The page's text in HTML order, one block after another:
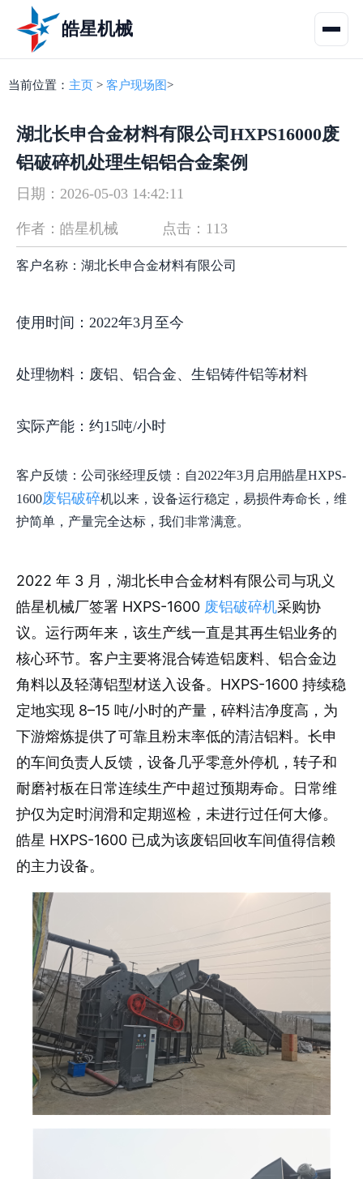
皓星机械
当前位置： 主页 > 客户现场图>
湖北长申合金材料有限公司HXPS16000废
铝破碎机处理生铝铝合金案例
日期：2026-05-03 14:42:11
作者：皓星机械 点击：113
客户名称：湖北长申合金材料有限公司
使用时间：2022年3月至今
处理物料：废铝、铝合金、生铝铸件铝等材料
实际产能：约15吨/小时
客户反馈：公司张经理反馈：自2022年3月启用皓星HXPS-
1600废铝破碎机以来，设备运行稳定，易损件寿命长，维
护简单，产量完全达标，我们非常满意。
2022 年 3 月，湖北长申合金材料有限公司与巩义
皓星机械厂签署 HXPS-1600 废铝破碎机采购协
议。运行两年来，该生产线一直是其再生铝业务的
核心环节。客户主要将混合铸造铝废料、铝合金边
角料以及轻薄铝型材送入设备。HXPS-1600 持续稳
定地实现 8–15 吨/小时的产量，碎料洁净度高，为
下游熔炼提供了可靠且粉末率低的清洁铝料。长申
的车间负责人反馈，设备几乎零意外停机，转子和
耐磨衬板在日常连续生产中超过预期寿命。日常维
护仅为定时润滑和定期巡检，未进行过任何大修。
皓星 HXPS-1600 已成为该废铝回收车间值得信赖
的主力设备。